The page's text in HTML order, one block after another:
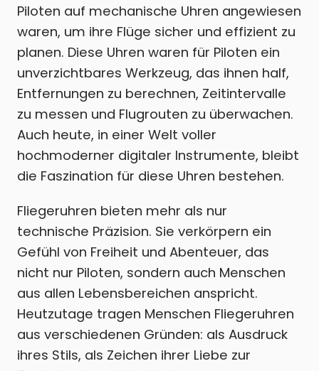
Piloten auf mechanische Uhren angewiesen
waren, um ihre Flüge sicher und effizient zu
planen. Diese Uhren waren für Piloten ein
unverzichtbares Werkzeug, das ihnen half,
Entfernungen zu berechnen, Zeitintervalle
zu messen und Flugrouten zu überwachen.
Auch heute, in einer Welt voller
hochmoderner digitaler Instrumente, bleibt
die Faszination für diese Uhren bestehen.
Fliegeruhren bieten mehr als nur
technische Präzision. Sie verkörpern ein
Gefühl von Freiheit und Abenteuer, das
nicht nur Piloten, sondern auch Menschen
aus allen Lebensbereichen anspricht.
Heutzutage tragen Menschen Fliegeruhren
aus verschiedenen Gründen: als Ausdruck
ihres Stils, als Zeichen ihrer Liebe zur